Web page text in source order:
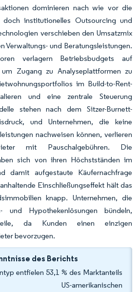
dominieren nach wie vor die
doch institutionelles Outsourcing und
verschieben den Umsatzmix
Verwaltungs- und Beratungsleistungen.
verlagern Betriebsbudgets auf
um Zugang zu Analyseplattformen zu
im Build-to-Rent-
und eine zentrale Steuerung
stehen nach dem Sitzer-Burnett-
und Unternehmen, die keine
nachweisen können, verlieren
mit Pauschalgebühren. Die
sich von ihren Höchstständen im
damit aufgestaute Käufernachfrage
Einschließungseffekt hält das
knapp. Unternehmen, die
und Hypothekenlösungen bündeln,
da Kunden einen einzigen
bevorzugen.
des Berichts
entfielen 53,1 % des Marktanteils
amerikanischen